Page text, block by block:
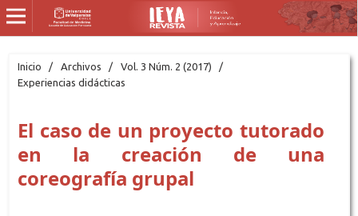
Inicio / Archivos / Vol. 3 Núm. 2 (2017)
/
Experiencias didácticas
El caso de un proyecto tutorado
en la creación de una
coreografía grupal